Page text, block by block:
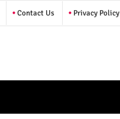
Contact Us Privacy Policy